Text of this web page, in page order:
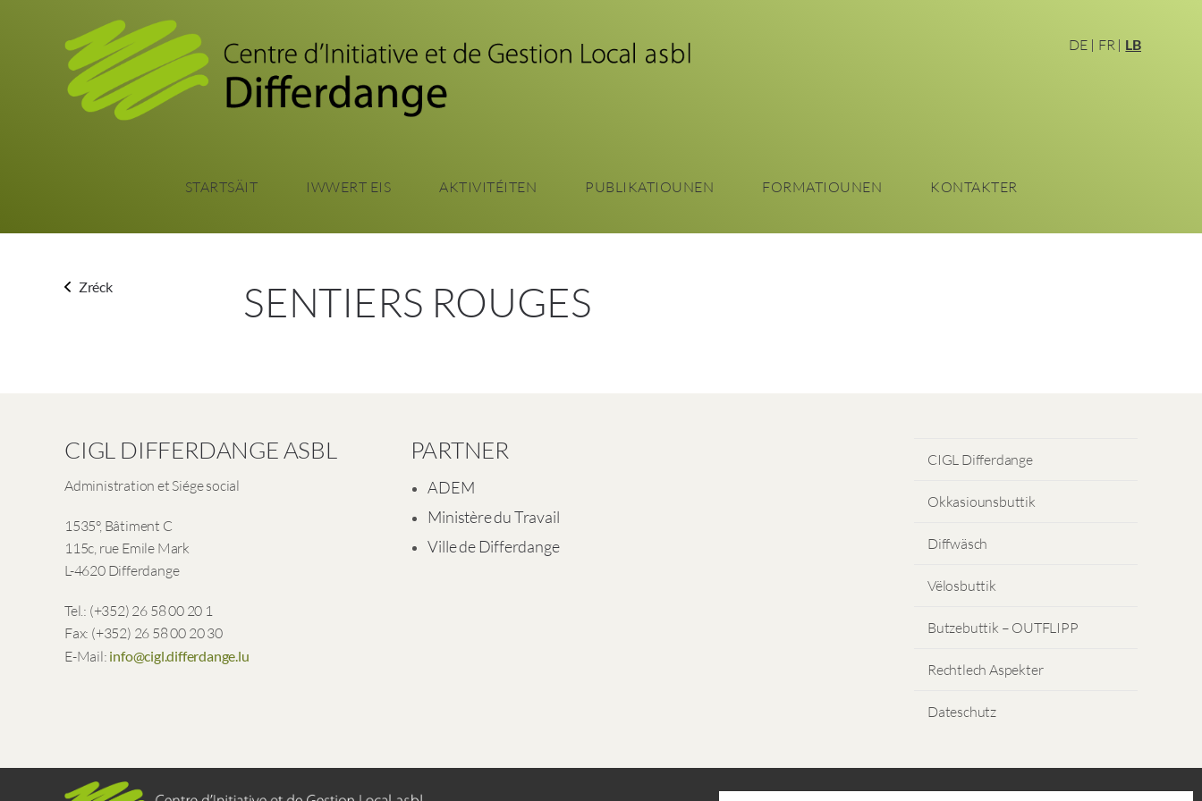
sprangen
DE FR LB
STARTSÄIT IWWERT EIS AKTIVITÉITEN PUBLIKATIOUNEN FORMATIOUNEN KONTAKTER
Zréck SENTIERS ROUGES
CIGL DIFFERDANGE ASBL
Administration et Siége social
1535°, Bâtiment C
115c, rue Emile Mark
L-4620 Differdange
Tel.: (+352) 26 58 00 20 1
Fax: (+352) 26 58 00 20 30
E-Mail: info@cigl.differdange.lu
PARTNER
ADEM
Ministère du Travail
Ville de Differdange
CIGL Differdange
Okkasiounsbuttik
Diffwäsch
Vëlosbuttik
Butzebuttik – OUTFLIPP
Rechtlech Aspekter
Dateschutz